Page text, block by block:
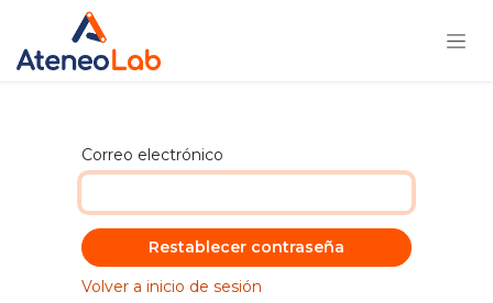
Ir al contenido
Correo electrónico
Restablecer contraseña
Volver a inicio de sesión